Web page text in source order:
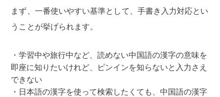
まず、一番使いやすい基準として、手書き入力対応とい
うことが挙げられます。
学習中や旅行中など、読めない中国語の漢字の意味を
即座に知りたいけれど、ピンインを知らないと入力さえ
できない
日本語の漢字を使って検索したくても、中国語の漢字